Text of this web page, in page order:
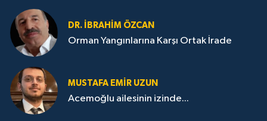
DR. İBRAHIM ÖZCAN
Orman Yangınlarına Karşı Ortak İrade
MUSTAFA EMIR UZUN
Acemoğlu ailesinin izinde...